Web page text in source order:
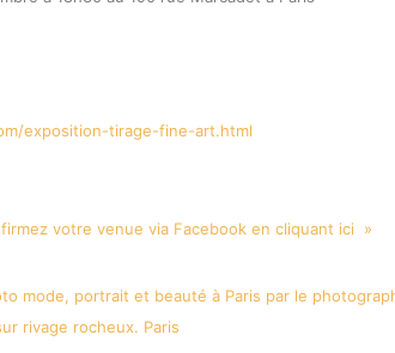
exposition-tirage-fine-art.html
votre venue via Facebook en cliquant ici »